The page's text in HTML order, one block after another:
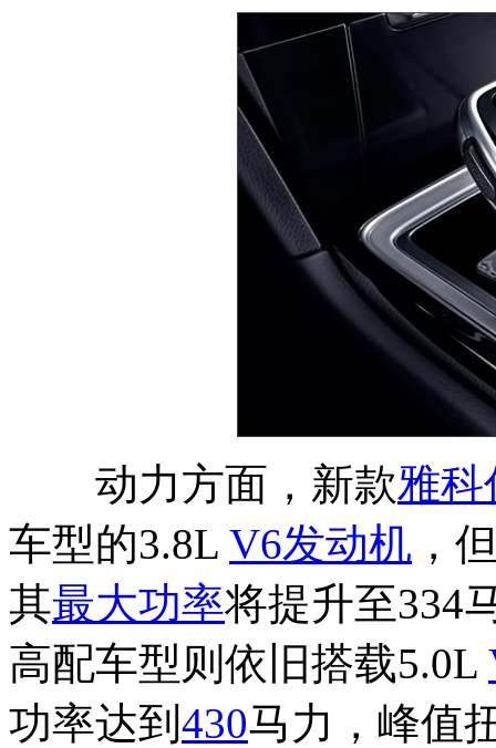
动力方面，新款雅科
车型的3.8L V6发动机 ，
其最大功率将提升至334
高配车型则依旧搭载5.0L
功率达到 430马力，峰值